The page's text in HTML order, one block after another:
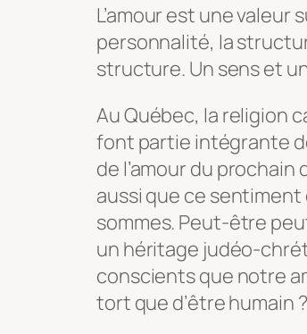
L’amour est une valeur
personnalité, la
structure. Un sens et
Au Québec, la religion
font partie intégrante
de l’amour du
aussi que ce
sommes. Peut-être
un héritage judéo-
conscients que notre
tort que d’être humain ?